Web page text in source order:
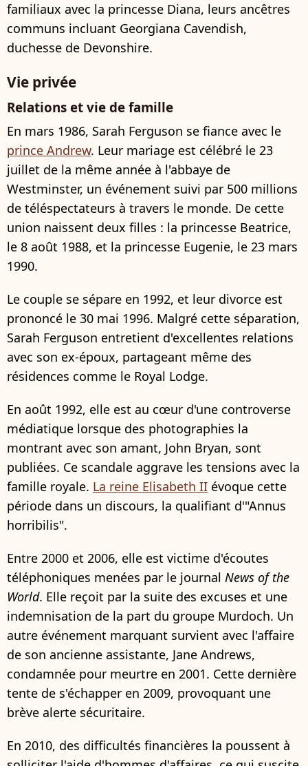
familiaux avec la princesse Diana, leurs ancêtres
communs incluant Georgiana Cavendish,
duchesse de Devonshire.
Vie privée
Relations et vie de famille
En mars 1986, Sarah Ferguson se fiance avec le
prince Andrew. Leur mariage est célébré le 23
juillet de la même année à l'abbaye de
Westminster, un événement suivi par 500 millions
de téléspectateurs à travers le monde. De cette
union naissent deux filles : la princesse Beatrice,
le 8 août 1988, et la princesse Eugenie, le 23 mars
1990.
Le couple se sépare en 1992, et leur divorce est
prononcé le 30 mai 1996. Malgré cette séparation,
Sarah Ferguson entretient d'excellentes relations
avec son ex-époux, partageant même des
résidences comme le Royal Lodge.
En août 1992, elle est au cœur d'une controverse
médiatique lorsque des photographies la
montrant avec son amant, John Bryan, sont
publiées. Ce scandale aggrave les tensions avec la
famille royale. La reine Elisabeth II évoque cette
période dans un discours, la qualifiant d'"Annus
horribilis".
Entre 2000 et 2006, elle est victime d'écoutes
téléphoniques menées par le journal News of the
World. Elle reçoit par la suite des excuses et une
indemnisation de la part du groupe Murdoch. Un
autre événement marquant survient avec l'affaire
de son ancienne assistante, Jane Andrews,
condamnée pour meurtre en 2001. Cette dernière
tente de s'échapper en 2009, provoquant une
brève alerte sécuritaire.
En 2010, des difficultés financières la poussent à